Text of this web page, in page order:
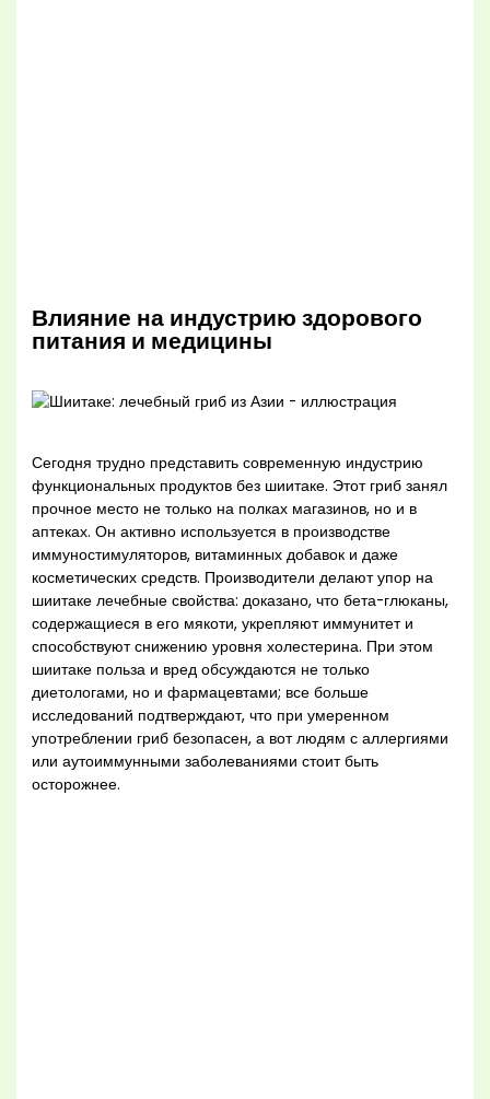
Влияние на индустрию здорового
питания и медицины
Сегодня трудно представить современную индустрию
функциональных продуктов без шиитаке. Этот гриб занял
прочное место не только на полках магазинов, но и в
аптеках. Он активно используется в производстве
иммуностимуляторов, витаминных добавок и даже
косметических средств. Производители делают упор на
шиитаке лечебные свойства: доказано, что бета-глюканы,
содержащиеся в его мякоти, укрепляют иммунитет и
способствуют снижению уровня холестерина. При этом
шиитаке польза и вред обсуждаются не только
диетологами, но и фармацевтами; все больше
исследований подтверждают, что при умеренном
употреблении гриб безопасен, а вот людям с аллергиями
или аутоиммунными заболеваниями стоит быть
осторожнее.